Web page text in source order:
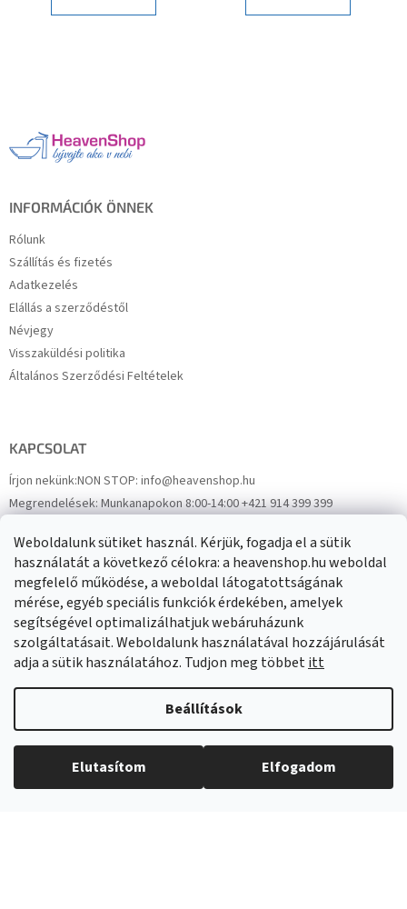
Weboldalunk sütiket használ. Kérjük, fogadja el a sütik
használatát a következő célokra: a heavenshop.hu weboldal
megfelelő működése, a weboldal látogatottságának
mérése, egyéb speciális funkciók érdekében, amelyek
segítségével optimalizálhatjuk webáruházunk
szolgáltatásait. Weboldalunk használatával hozzájárulását
adja a sütik használatához. Tudjon meg többetitt
Beállítások
Elutasítom Elfogadom
INFORMÁCIÓK ÖNNEK
Rólunk
Szállítás és fizetés
Adatkezelés
Elállás a szerződéstől
Névjegy
Visszaküldési politika
Általános Szerződési Feltételek
KAPCSOLAT
Írjon nekünk:NON STOP: info@heavenshop.hu
Megrendelések:Munkanapokon 8:00-14:00 +421 914 399 399
FacebookHeavenShop.sk
Eredményeink